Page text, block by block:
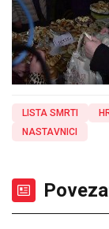
LISTA SMRTI
NASTAVNICI